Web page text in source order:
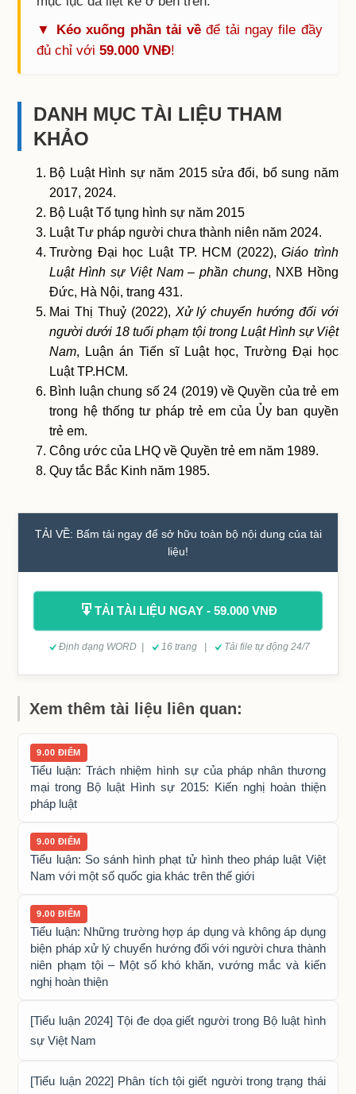
▼ Kéo xuống phần tải về để tải ngay file đầy
đủ chỉ với59.000 VNĐ!
DANH MỤC TÀI LIỆU THAM
KHẢO
Bộ Luật Hình sự năm 2015 sửa đổi, bổ sung năm
2017, 2024.
Bộ Luật Tố tụng hình sự năm 2015
Luật Tư pháp người chưa thành niên năm 2024.
Trường Đại học Luật TP. HCM (2022),Giáo trình
Luật Hình sự Việt Nam – phần chung, NXB Hồng
Ðức, Hà Nội, trang 431.
Mai Thị Thuỷ (2022), Xử lý chuyển hướng đối với
người dưới 18 tuổi phạm tội trong Luật Hình sự Việt
Nam, Luận án Tiến sĩ Luật học, Trường Đại học
Luật TP.HCM.
Bình luận chung số 24 (2019) về Quyền của trẻ em
trong hệ thống tư pháp trẻ em của Ủy ban quyền
trẻ em.
Công ước của LHQ về Quyền trẻ em năm 1989.
Quy tắc Bắc Kinh năm 1985.
TẢI VỀ: Bấm tải ngay để sở hữu toàn bộ nội dung của tài
liệu!
TẢI TÀI LIỆU NGAY - 59.000 VNĐ
Định dạng WORD | 16 trang | Tải file tự động 24/7
Xem thêm tài liệu liên quan:
9.00 ĐIỂM
Tiểu luận: Trách nhiệm hình sự của pháp nhân thương
mại trong Bộ luật Hình sự 2015: Kiến nghị hoàn thiện
pháp luật
9.00 ĐIỂM
Tiểu luận: So sánh hình phạt tử hình theo pháp luật Việt
Nam với một số quốc gia khác trên thế giới
9.00 ĐIỂM
Tiểu luận: Những trường hợp áp dụng và không áp dụng
biện pháp xử lý chuyển hướng đối với người chưa thành
niên phạm tội – Một số khó khăn, vướng mắc và kiến
nghị hoàn thiện
[Tiểu luận 2024] Tội đe dọa giết người trong Bộ luật hình
sự Việt Nam
[Tiểu luận 2022] Phân tích tội giết người trong trạng thái